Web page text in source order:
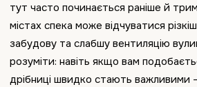
тут часто починається раніше й
містах спека може відчуватися
забудову та слабшу вентиляцію
розуміти: навіть якщо вам
дрібниці швидко стають важливими –